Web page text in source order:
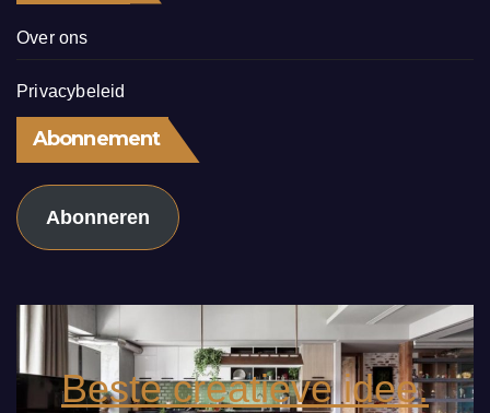
Over ons
Privacybeleid
Abonnement
Abonneren
Beste creatieve idee.